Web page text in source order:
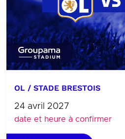
OL / STADE BRESTOIS
24 avril 2027
date et heure à confirmer